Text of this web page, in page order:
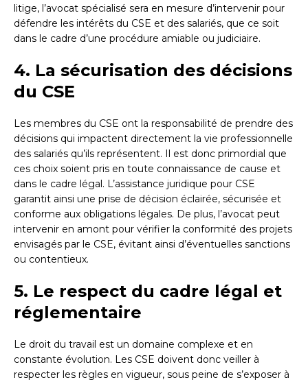
litige, l’avocat spécialisé sera en mesure d’intervenir pour
défendre les intérêts du CSE et des salariés, que ce soit
dans le cadre d’une procédure amiable ou judiciaire.
4. La sécurisation des décisions
du CSE
Les membres du CSE ont la responsabilité de prendre des
décisions qui impactent directement la vie professionnelle
des salariés qu’ils représentent. Il est donc primordial que
ces choix soient pris en toute connaissance de cause et
dans le cadre légal. L’assistance juridique pour CSE
garantit ainsi une prise de décision éclairée, sécurisée et
conforme aux obligations légales. De plus, l’avocat peut
intervenir en amont pour vérifier la conformité des projets
envisagés par le CSE, évitant ainsi d’éventuelles sanctions
ou contentieux.
5. Le respect du cadre légal et
réglementaire
Le droit du travail est un domaine complexe et en
constante évolution. Les CSE doivent donc veiller à
respecter les règles en vigueur, sous peine de s’exposer à